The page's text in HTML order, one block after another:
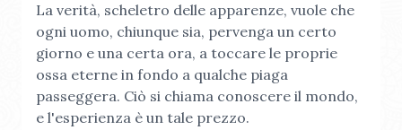
La verità, scheletro delle apparenze, vuole che
ogni uomo, chiunque sia, pervenga un certo
giorno e una certa ora, a toccare le proprie
ossa eterne in fondo a qualche piaga
passeggera. Ciò si chiama conoscere il mondo,
e l'esperienza è un tale prezzo.